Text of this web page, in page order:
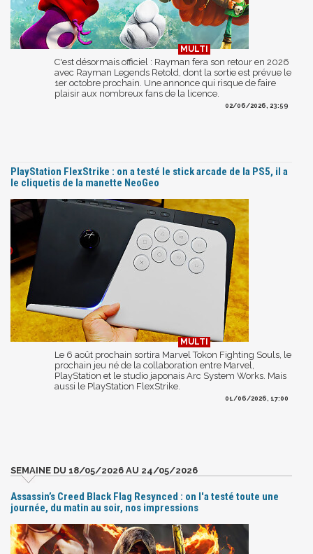
C'est désormais officiel : Rayman fera son retour en 2026
avec Rayman Legends Retold, dont la sortie est prévue le
1er octobre prochain. Une annonce qui risque de faire
plaisir aux nombreux fans de la licence.
02/06/2026, 23:59
PlayStation FlexStrike : on a testé le stick arcade de la PS5, il a
le cliquetis de la manette NeoGeo
Le 6 août prochain sortira Marvel Tokon Fighting Souls, le
prochain jeu né de la collaboration entre Marvel,
PlayStation et le studio japonais Arc System Works. Mais
aussi le PlayStation FlexStrike.
01/06/2026, 17:00
SEMAINE DU 18/05/2026 AU 24/05/2026
Assassin’s Creed Black Flag Resynced : on l'a testé toute une
journée, du matin au soir, nos impressions